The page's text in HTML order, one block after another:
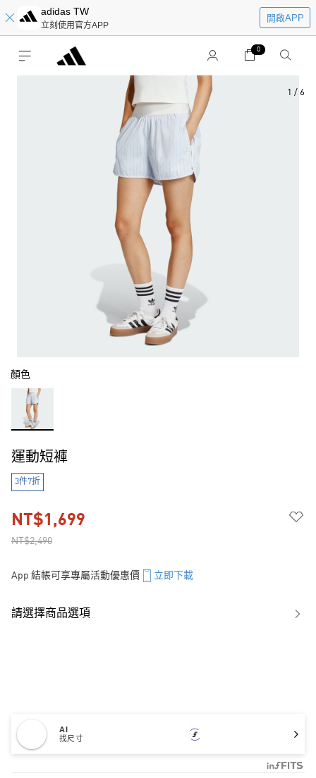
adidas TW
立刻使用官方APP
開啟APP
0
1 / 6
顏色
運動短褲
3件7折
NT$2,490
NT$1,699
App 結帳可享專屬活動優惠價 立即下載
請選擇商品選項
AI
找尺寸